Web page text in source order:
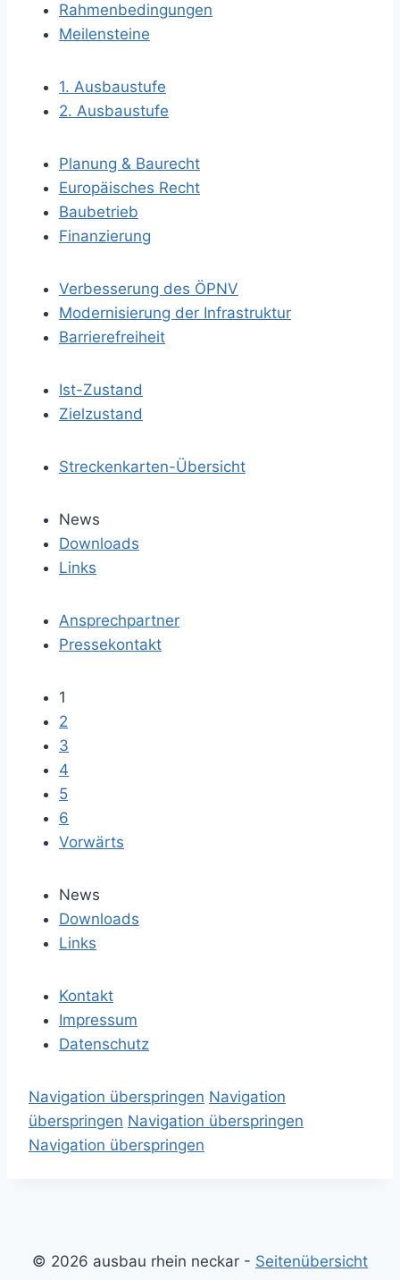
Rahmenbedingungen
Meilensteine
1. Ausbaustufe
2. Ausbaustufe
Planung & Baurecht
Europäisches Recht
Baubetrieb
Finanzierung
Verbesserung des ÖPNV
Modernisierung der Infrastruktur
Barrierefreiheit
Ist-Zustand
Zielzustand
Streckenkarten-Übersicht
News
Downloads
Links
Ansprechpartner
Pressekontakt
1
2
3
4
5
6
Vorwärts
News
Downloads
Links
Kontakt
Impressum
Datenschutz
Navigation überspringen Navigation
überspringen Navigation überspringen
Navigation überspringen
© 2026 ausbau rhein neckar - Seitenübersicht